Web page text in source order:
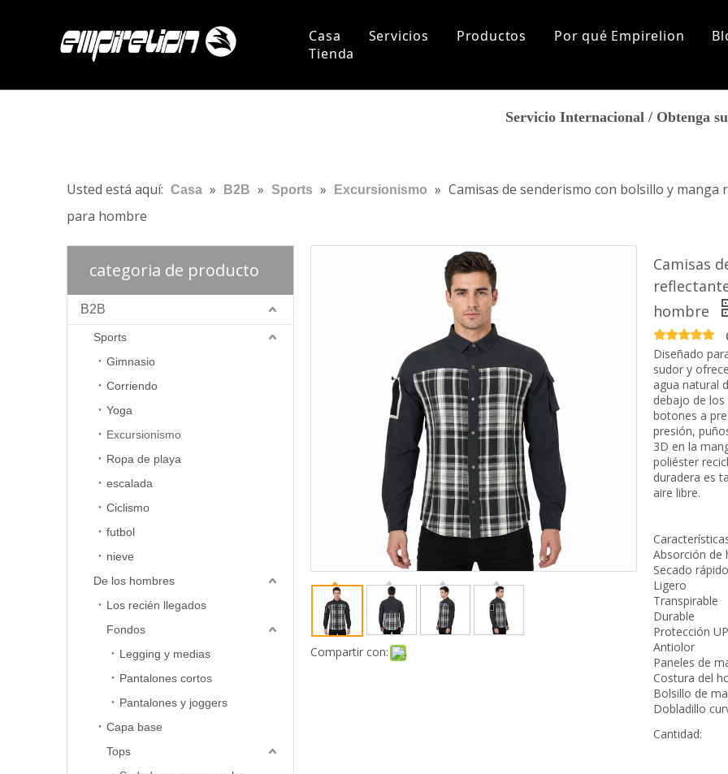
Casa Servicios Productos
Ropa de playa
Tops
Fondos
Capa base
Accesorios
Mujer
Los recién llegados
Tops
Fondos
Capa base
Accesorios
Niños
Tops
Fondos
Capa base
Accesorios
Por qué Empirelion
Historia de la marca
Marca de cooperación
Tienda
Servicio Internacional / Obtenga
Usted está aquí: Casa » B2B » Sports » Excursionismo » Camisas de senderismo con bolsillo y
para hombre
categoria de producto
B2B
Sports
Gimnasio
Corriendo
Yoga
Excursionismo
Ropa de playa
escalada
Ciclismo
futbol
nieve
De los hombres
Los recién llegados
Fondos
Legging y medias
Pantalones cortos
Pantalones y joggers
Capa base
Tops
Compartir con:
Camisas
hombre
Diseñado
sudor y
agua natural
debajo de
botones a
presión,
3D en la
poliéster
duradera es
aire libre.
Absorción de
Secado rápido
Ligero
Transpirable
Durable
Protección
Antiolor
Paneles de
Costura del
Bolsillo de
Dobladillo
Cantidad: